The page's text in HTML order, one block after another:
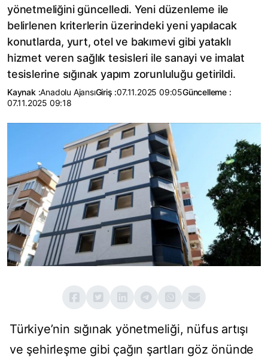
yönetmeliğini güncelledi. Yeni düzenleme ile
belirlenen kriterlerin üzerindeki yeni yapılacak
konutlarda, yurt, otel ve bakımevi gibi yataklı
hizmet veren sağlık tesisleri ile sanayi ve imalat
tesislerine sığınak yapım zorunluluğu getirildi.
Kaynak :Anadolu AjansıGiriş :07.11.2025 09:05Güncelleme :
07.11.2025 09:18
Türkiye’nin sığınak yönetmeliği, nüfus artışı
ve şehirleşme gibi çağın şartları göz önünde